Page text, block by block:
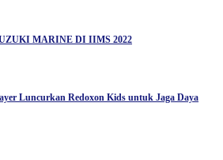
MARINE DI IIMS 2022
Luncurkan Redoxon Kids untuk Jaga Daya